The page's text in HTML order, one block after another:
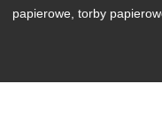
papierowe, torby